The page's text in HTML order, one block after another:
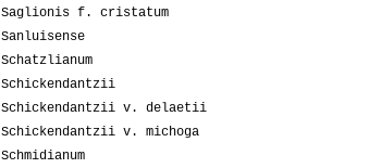
Saglionis f. cristatum
Sanluisense
Schatzlianum
Schickendantzii
Schickendantzii v. delaetii
Schickendantzii v. michoga
Schmidianum